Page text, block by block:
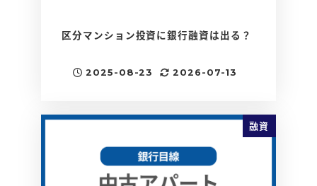
区分マンション投資に銀行融資は出る？
投稿日
2025-08-23
更新日
2026-07-13
融資